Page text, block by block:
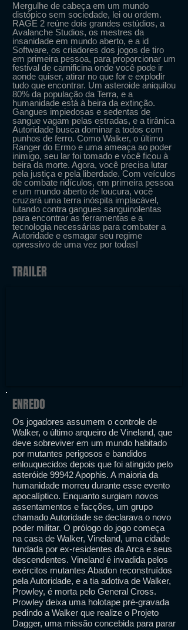
Mergulhe de cabeça em um mundo
distópico sem sociedade, lei ou ordem.
RAGE 2 reúne dois grandes estúdios, a
Avalanche Studios, os mestres da
insanidade em mundo aberto, e a id
Software, os criadores dos jogos de tiro
em primeira pessoa, para proporcionar um
festival de carnificina onde você pode ir
aonde quiser, atirar no que for e explodir
tudo que encontrar. Um asteroide aniquilou
80% da população da Terra, e a
humanidade está à beira da extinção.
Gangues impiedosas e sedentas de
sangue vagam pelas estradas, e a tirânica
Autoridade busca dominar a todos com
punhos de ferro. Como Walker, o último
Ranger do Ermo e uma ameaça ao poder
inimigo, seu lar foi tomado e você ficou à
beira da morte. Agora, você precisa lutar
pela justiça e pela liberdade. Com veículos
de combate ridículos, em primeira pessoa
e um mundo aberto de loucura, você
cruzará uma terra inóspita implacável,
lutando contra gangues sanguinolentas
para encontrar as ferramentas e a
tecnologia necessárias para combater a
Autoridade e esmagar seu regime
opressivo de uma vez por todas!
TRAILER
ENREDO
Os jogadores assumem o controle de
Walker, o último arqueiro de Vineland, que
deve sobreviver em um mundo habitado
por mutantes perigosos e bandidos
enlouquecidos depois que foi atingido pelo
asteróide 99942 Apophis. A maioria da
humanidade morreu durante esse evento
apocalíptico. Enquanto surgiam novos
assentamentos e facções, um grupo
chamado Autoridade se declarava o novo
poder militar. O prólogo do jogo começa
na casa de Walker, Vineland, uma cidade
fundada por ex-residentes da Arca e seus
descendentes. Vineland é invadida pelos
exércitos mutantes Abadon reconstruídos
pela Autoridade, e a tia adotiva de Walker,
Prowley, é morta pelo General Cross.
Prowley deixa uma holotape pré-gravada
pedindo a Walker que realize o Projeto
Dagger, uma missão concebida para parar